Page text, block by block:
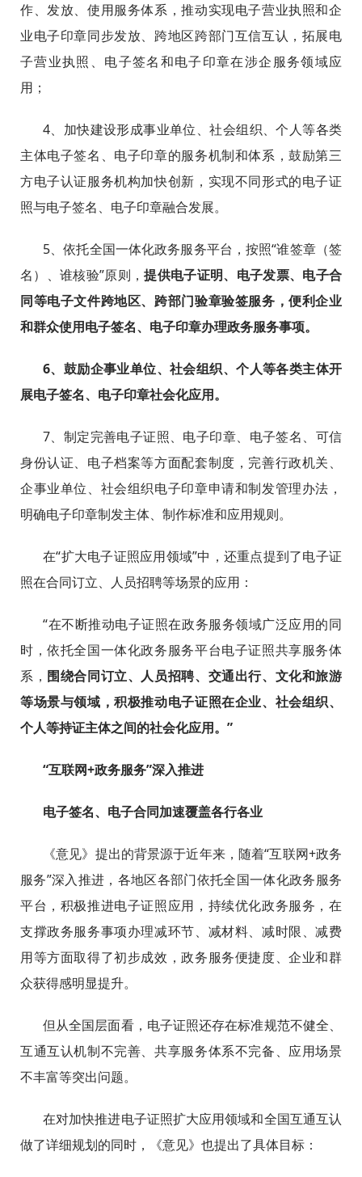
作、发放、使用服务体系，推动实现电子营业执照和企
业电子印章同步发放、跨地区跨部门互信互认，拓展电
子营业执照、电子签名和电子印章在涉企服务领域应
用；
4、加快建设形成事业单位、社会组织、个人等各类
主体电子签名、电子印章的服务机制和体系，鼓励第三
方电子认证服务机构加快创新，实现不同形式的电子证
照与电子签名、电子印章融合发展。
5、依托全国一体化政务服务平台，按照“谁签章（签
名）、谁核验”原则，提供电子证明、电子发票、电子合
同等电子文件跨地区、跨部门验章验签服务，便利企业
和群众使用电子签名、电子印章办理政务服务事项。
6、鼓励企事业单位、社会组织、个人等各类主体开
展电子签名、电子印章社会化应用。
7、制定完善电子证照、电子印章、电子签名、可信
身份认证、电子档案等方面配套制度，完善行政机关、
企事业单位、社会组织电子印章申请和制发管理办法，
明确电子印章制发主体、制作标准和应用规则。
在“扩大电子证照应用领域”中，还重点提到了电子证
照在合同订立、人员招聘等场景的应用：
“在不断推动电子证照在政务服务领域广泛应用的同
时 ，依托全国一体化政务服务平台电子证照共享服务体
系， 围绕合同订立、人员招聘、交通出行、文化和旅游
等场景与领域，积极推动电子证照在企业、社会组织、
个人等持证主体之间的社会化应用。”
“互联网+政务服务”深入推进
电子签名、电子合同加速覆盖各行各业
《意见》提出的背景源于近年来，随着“互联网+政务
服务”深入推进，各地区各部门依托全国一体化政务服务
平台，积极推进电子证照应用，持续优化政务服务，在
支撑政务服务事项办理减环节、减材料、减时限、减费
用等方面取得了初步成效，政务服务便捷度、企业和群
众获得感明显提升。
但从全国层面看，电子证照还存在标准规范不健全、
互通互认机制不完善、共享服务体系不完备、应用场景
不丰富等突出问题。
在对加快推进电子证照扩大应用领域和全国互通互认
做了详细规划的同时，《意见》也提出了具体目标：